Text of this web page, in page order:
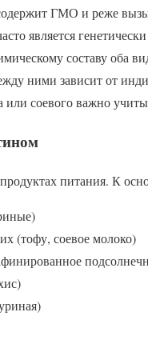
ГМО и реже
является
составу оба
ними зависит от
соевого важно
питания. К
(тофу, соевое молоко)